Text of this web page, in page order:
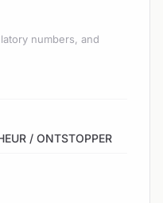
numbers, and
/ ONTSTOPPER